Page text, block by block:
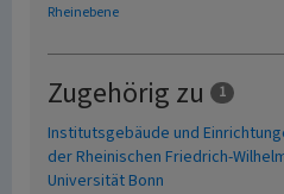
Rheinebene
Zugehörig zu 1
Institutsgebäude und
der Rheinischen Friedrich-
Universität Bonn